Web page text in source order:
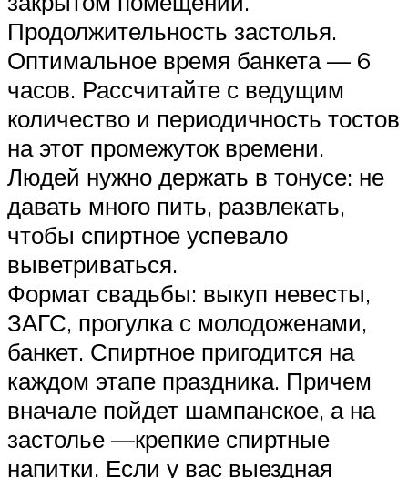
Продолжительность застолья.
Оптимальное время банкета — 6
часов. Рассчитайте с ведущим
количество и периодичность тостов
на этот промежуток времени.
Людей нужно держать в тонусе: не
давать много пить, развлекать,
чтобы спиртное успевало
выветриваться.
Формат свадьбы: выкуп невесты,
ЗАГС, прогулка с молодоженами,
банкет. Спиртное пригодится на
каждом этапе праздника. Причем
вначале пойдет шампанское, а на
застолье —крепкие спиртные
напитки. Если у вас выездная